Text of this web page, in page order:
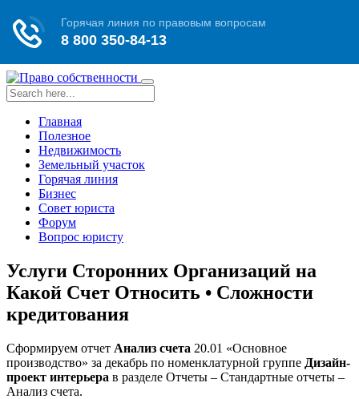
Toggle
navigation
Главная
Полезное
Недвижимость
Земельный участок
Горячая линия
Бизнес
Совет юриста
Форум
Вопрос юристу
Услуги Сторонних Организаций на
Какой Счет Относить • Сложности
кредитования
Сформируем отчет Анализ счета 20.01 «Основное
производство» за декабрь по номенклатурной группе Дизайн-
проект интерьера в разделе Отчеты – Стандартные отчеты –
Анализ счета.